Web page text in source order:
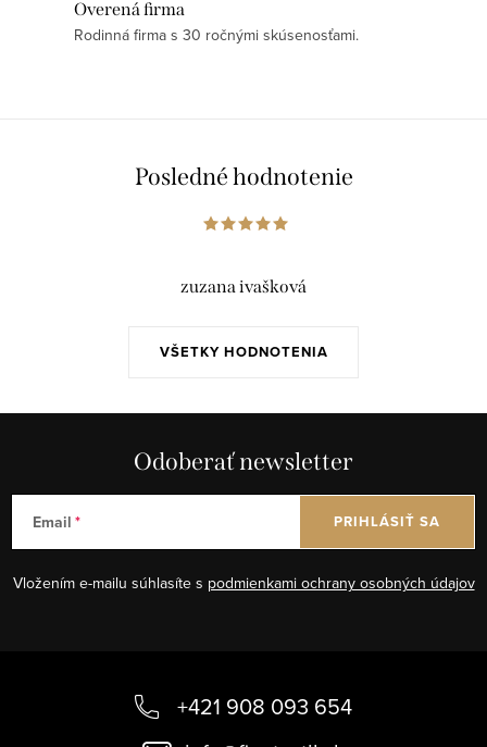
Overená firma
Rodinná firma s 30 ročnými skúsenosťami.
Posledné hodnotenie
VŠETKY HODNOTENIA
zuzana ivašková
Odoberať newsletter
Email
Vložením e-mailu súhlasíte s podmienkami ochrany osobných údajov
PRIHLÁSIŤ SA
+421 908 093 654